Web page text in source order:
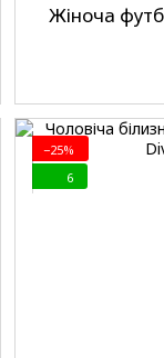
Жіноча
−25%
6